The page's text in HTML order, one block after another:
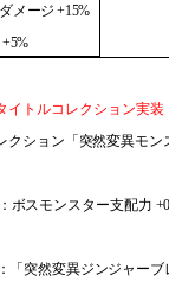
メージ +15%
+5%
トルコレクション実装
クション「突然変異モン
ボスモンスター支配力
「突然変異ジンジャーブ